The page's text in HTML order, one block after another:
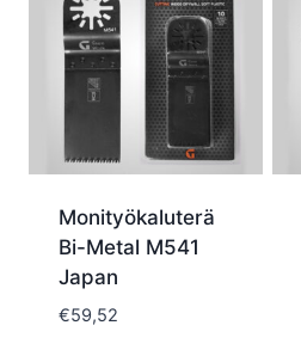
Monityökaluterä
Bi-Metal M541
Japan
€59,52